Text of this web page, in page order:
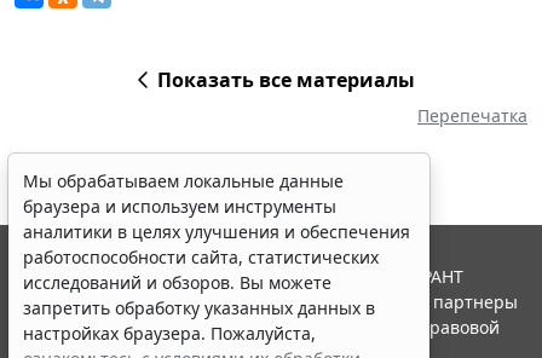
Показать все материалы
Перепечатка
Мы обрабатываем локальные данные
браузера и используем инструменты
аналитики в целях улучшения и обеспечения
работоспособности сайта, статистических
исследований и обзоров. Вы можете
запретить обработку указанных данных в
настройках браузера. Пожалуйста,
© ООО "НПП "ГАРАНТ-СЕРВИС", 2026. Система ГАРАНТ
выпускается с 1990 года. Компания "Гарант" и ее партнеры
являются участниками Российской ассоциации правовой
информации ГАРАНТ.